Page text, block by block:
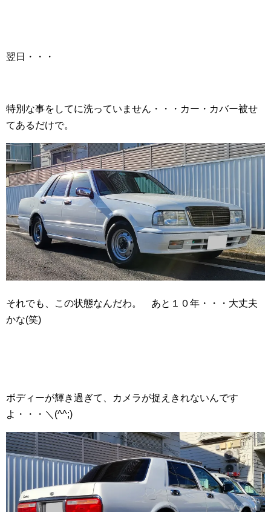
翌日・・・
特別な事をしてに洗っていません・・・カー・カバー被せ
てあるだけで。
それでも、この状態なんだわ。 あと１０年・・・大丈夫
かな(笑)
ボディーが輝き過ぎて、カメラが捉えきれないんです
よ・・・＼(^^;)